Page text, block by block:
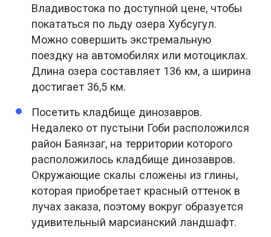
Владивостока по доступной цене, чтобы
покататься по льду озера Хубсугул.
Можно совершить экстремальную
поездку на автомобилях или мотоциклах.
Длина озера составляет 136 км, а ширина
достигает 36,5 км.
Посетить кладбище динозавров.
Недалеко от пустыни Гоби расположился
район Баянзаг, на территории которого
расположилось кладбище динозавров.
Окружающие скалы сложены из глины,
которая приобретает красный оттенок в
лучах заказа, поэтому вокруг образуется
удивительный марсианский ландшафт.